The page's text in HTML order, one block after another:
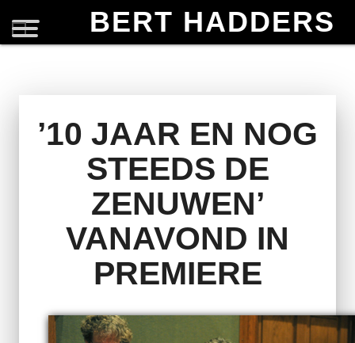
BERT HADDERS
’10 JAAR EN NOG
STEEDS DE
ZENUWEN’
VANAVOND IN
PREMIERE